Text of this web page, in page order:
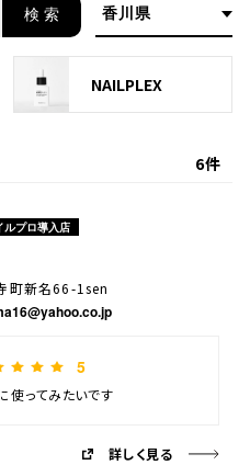
検 索
NAILPLEX
6件
ルプロ導入店
町新名66-1sen
5
使ってみたいです
詳しく見る